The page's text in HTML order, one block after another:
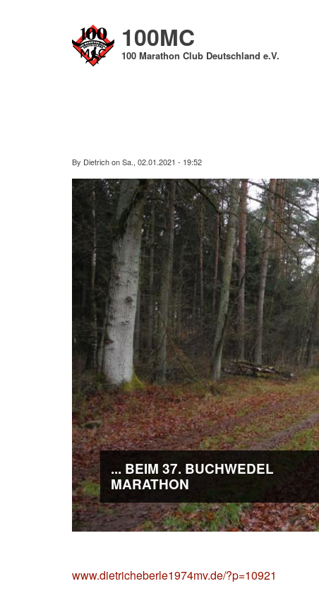
100MC
100 Marathon Club Deutschland e.V.
By DietrichonSa., 02.01.2021 - 19:52
... BEIM 37. BUCHWEDEL
MARATHON
www.dietricheberle1974mv.de/?p=10921